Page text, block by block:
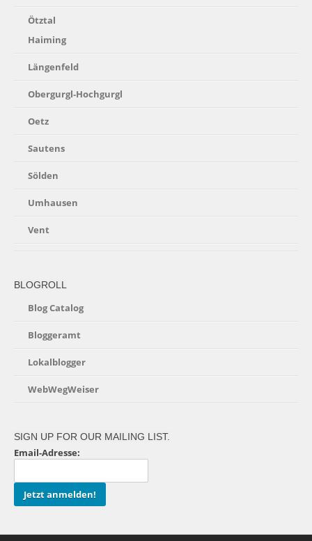
Ötztal
Haiming
Längenfeld
Obergurgl-Hochgurgl
Oetz
Sautens
Sölden
Umhausen
Vent
BLOGROLL
Blog Catalog
Bloggeramt
Lokalblogger
WebWegWeiser
SIGN UP FOR OUR MAILING LIST.
Email-Adresse: